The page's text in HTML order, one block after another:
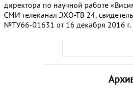
директора по научной работе
СМИ телеканал ЭХО-ТВ 24,
№ТУ66-01631 от 16 декабря 2016 г.